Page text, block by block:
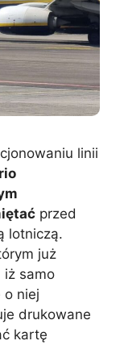
linii
przed
lotniczą.
już
iż samo
o niej
drukowane
kartę